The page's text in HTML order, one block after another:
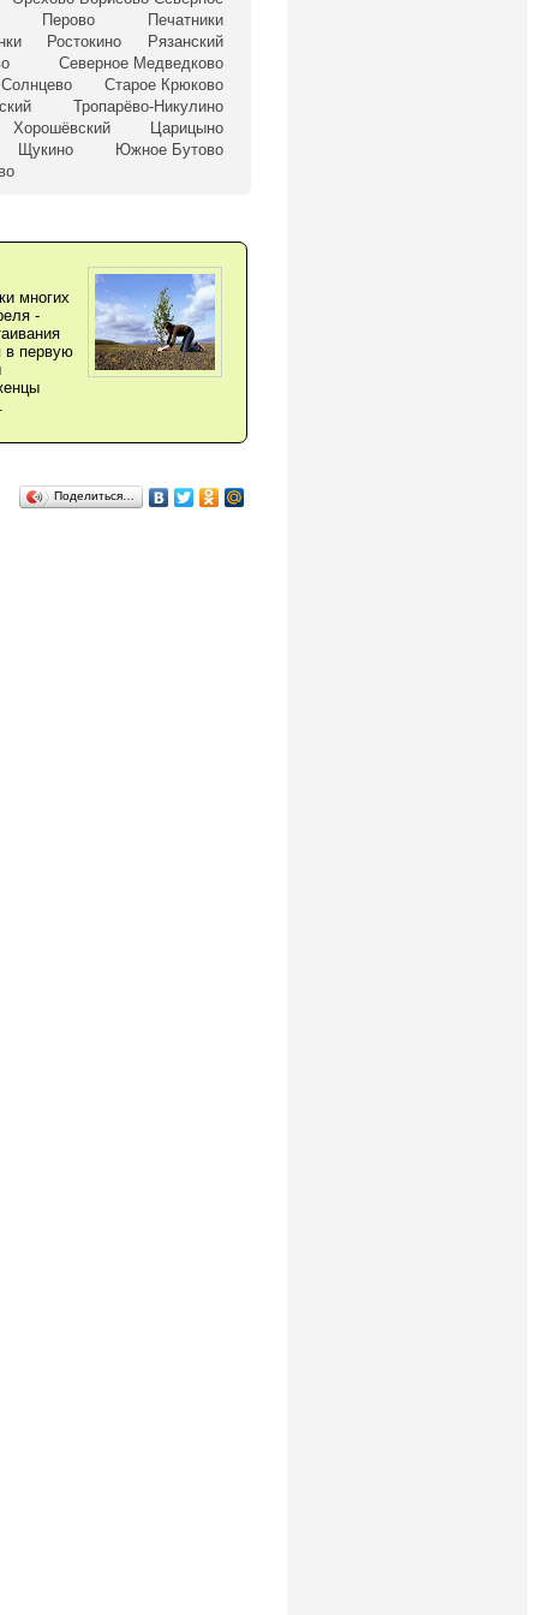
Перово
Печатники
Ростокино
Рязанский
Северное Медведково
Солнцево
Старое Крюково
Тропарёво-Никулино
Хорошёвский
Царицыно
Щукино
Южное Бутово
многих
-
в первую
Поделиться…